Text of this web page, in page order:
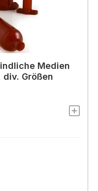
Medien
div. Größen